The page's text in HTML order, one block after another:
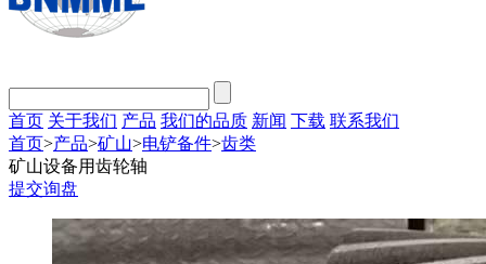
首页 关于我们 产品 我们的品质 新闻 下载 联系我们
首页>产品>矿山>电铲备件>齿类
矿山设备用齿轮轴
提交询盘